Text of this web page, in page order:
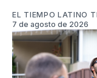
EL TIEMPO LATINO
7 de agosto de 2026